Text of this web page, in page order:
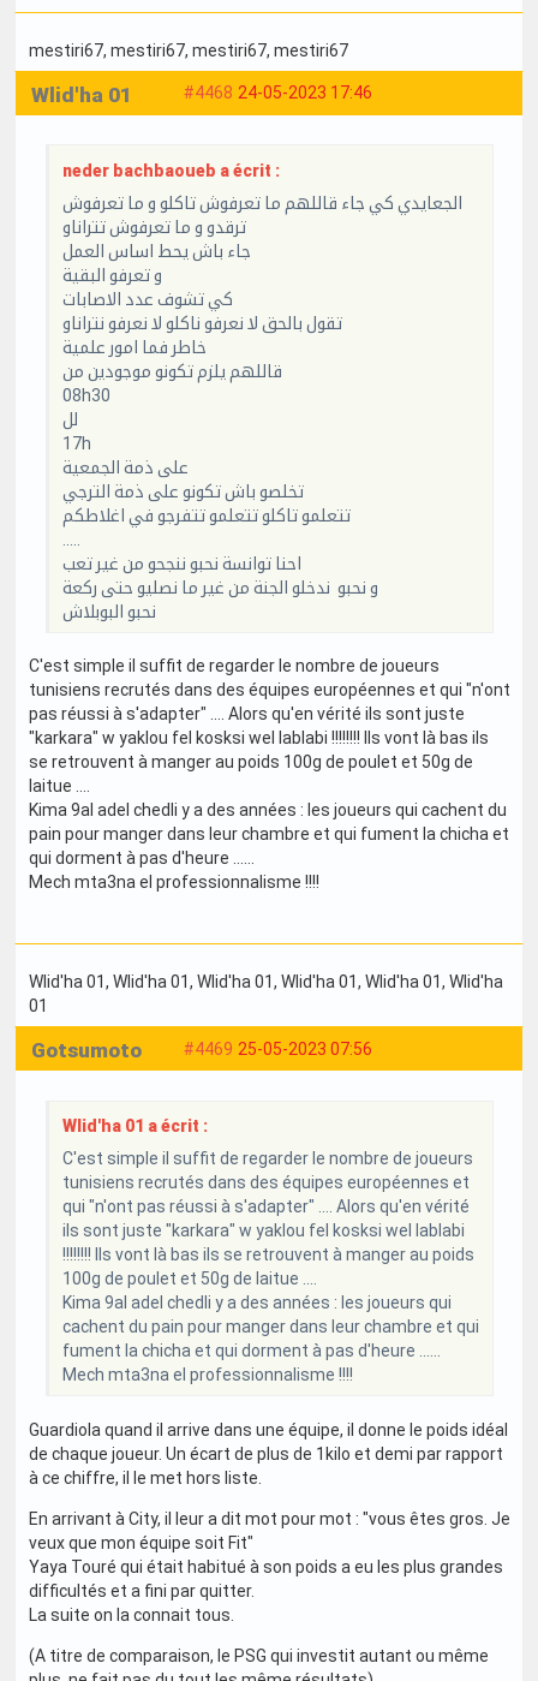
mestiri67, mestiri67, mestiri67, mestiri67
#4468 24-05-2023 17:46
Wlid'ha 01
neder bachbaoueb a écrit :
الجعايدي كي جاء قاللهم ما تعرفوش تاكلو و ما تعرفوش
ترقدو و ما تعرفوش تتراناو
جاء باش يحط اساس العمل
و تعرفو البقية
كي تشوف عدد الاصابات
تقول بالحق لا نعرفو ناكلو لا نعرفو نتراناو
خاطر فما امور علمية
قاللهم يلزم تكونو موجودين من
08h30
لل
17h
على ذمة الجمعية
تخلصو باش تكونو على ذمة الترجي
تتعلمو تاكلو تتعلمو تتفرجو في اغلاطكم
احنا توانسة نحبو ننجحو من غير تعب
و نحبو ندخلو الجنة من غير ما نصليو حتى ركعة
نحبو البوبلاش
C'est simple il suffit de regarder le nombre de joueurs
tunisiens recrutés dans des équipes européennes et qui "n'ont
pas réussi à s'adapter" .... Alors qu'en vérité ils sont juste
"karkara" w yaklou fel kosksi wel lablabi !!!!!!!! Ils vont là bas ils
se retrouvent à manger au poids 100g de poulet et 50g de
laitue ....
Kima 9al adel chedli y a des années : les joueurs qui cachent du
pain pour manger dans leur chambre et qui fument la chicha et
qui dorment à pas d'heure ......
Mech mta3na el professionnalisme !!!!
Wlid'ha 01, Wlid'ha 01, Wlid'ha 01, Wlid'ha 01, Wlid'ha 01, Wlid'ha
01
#4469 25-05-2023 07:56
Gotsumoto
Wlid'ha 01 a écrit :
C'est simple il suffit de regarder le nombre de joueurs
tunisiens recrutés dans des équipes européennes et
qui "n'ont pas réussi à s'adapter" .... Alors qu'en vérité
ils sont juste "karkara" w yaklou fel kosksi wel lablabi
!!!!!!!! Ils vont là bas ils se retrouvent à manger au poids
100g de poulet et 50g de laitue ....
Kima 9al adel chedli y a des années : les joueurs qui
cachent du pain pour manger dans leur chambre et qui
fument la chicha et qui dorment à pas d'heure ......
Mech mta3na el professionnalisme !!!!
Guardiola quand il arrive dans une équipe, il donne le poids idéal
de chaque joueur. Un écart de plus de 1kilo et demi par rapport
à ce chiffre, il le met hors liste.
En arrivant à City, il leur a dit mot pour mot : "vous êtes gros. Je
veux que mon équipe soit Fit"
Yaya Touré qui était habitué à son poids a eu les plus grandes
difficultés et a fini par quitter.
La suite on la connait tous.
(A titre de comparaison, le PSG qui investit autant ou même